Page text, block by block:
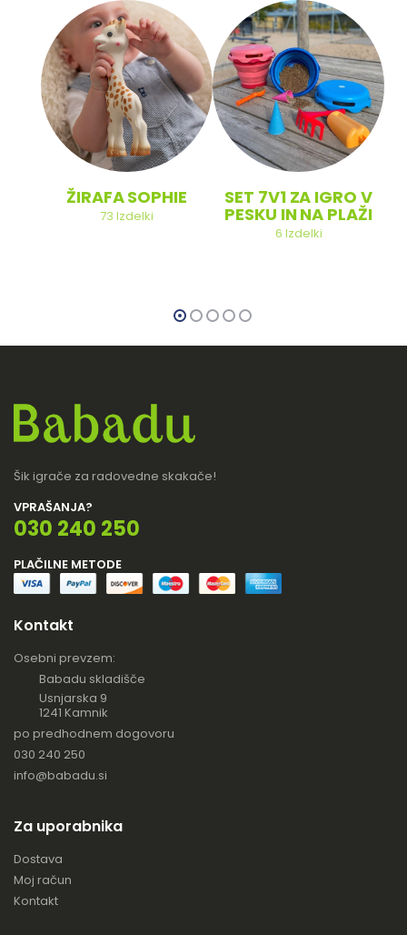
ŽIRAFA SOPHIE
73 Izdelki
SET 7V1 ZA IGRO V
PESKU IN NA PLAŽI
6 Izdelki
Šik igrače za radovedne skakače!
VPRAŠANJA?
030 240 250
PLAČILNE METODE
Kontakt
Osebni prevzem:
Babadu skladišče
Usnjarska 9
1241 Kamnik
po predhodnem dogovoru
030 240 250
info@babadu.si
Za uporabnika
Dostava
Moj račun
Kontakt